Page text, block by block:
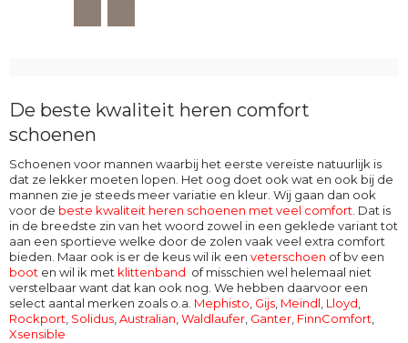
De beste kwaliteit heren comfort
schoenen
Schoenen voor mannen waarbij het eerste vereiste natuurlijk is
dat ze lekker moeten lopen. Het oog doet ook wat en ook bij de
mannen zie je steeds meer variatie en kleur. Wij gaan dan ook
voor de beste kwaliteit heren schoenen met veel comfort. Dat is
in de breedste zin van het woord zowel in een geklede variant tot
aan een sportieve welke door de zolen vaak veel extra comfort
bieden. Maar ook is er de keus wil ik een veterschoen of bv een
boot en wil ik met klittenband of misschien wel helemaal niet
verstelbaar want dat kan ook nog. We hebben daarvoor een
select aantal merken zoals o.a. Mephisto, Gijs, Meindl, Lloyd,
Rockport, Solidus,Australian,Waldlaufer, Ganter, FinnComfort,
Xsensible